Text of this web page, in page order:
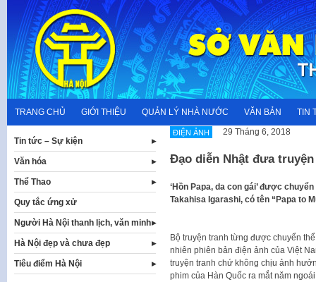
content
TRANG CHỦ GIỚI THIỆU QUẢN LÝ NHÀ NƯỚC VĂN BẢN TIN
ĐIỆN ẢNH 29 Tháng 6, 2018
Đạo diễn Nhật đưa
‘Hồn Papa, da con gái’ được
Takahisa Igarashi, có tên “Papa to
Bộ truyện tranh từng được chuyển
nhiên phiên bản điện ảnh của Việt
truyện tranh chứ không chịu ảnh
phim của Hàn Quốc ra mắt năm
Tin tức – Sự kiện
Văn hóa
Thể Thao
Quy tắc ứng xử
Người Hà Nội thanh lịch, văn minh
Hà Nội đẹp và chưa đẹp
Tiêu điểm Hà Nội